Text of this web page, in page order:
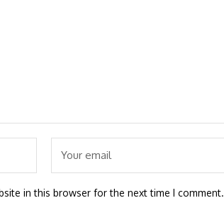
in this browser for the next time I comment.